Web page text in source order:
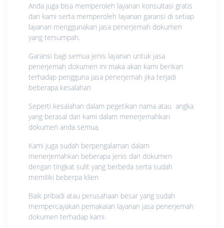
Anda juga bisa memperoleh layanan konsultasi gratis
dari kami serta memperoleh layanan garansi di setiap
layanan menggunakan jasa penerjemah dokumen
yang tersumpah.
Garansi bagi semua jenis layanan untuk jasa
penerjemah dokumen ini maka akan kami berikan
terhadap pengguna jasa penerjemah jika terjadi
beberapa kesalahan
Seperti kesalahan dalam pegetikan nama atau angka
yang berasal dari kami dalam menerjemahkan
dokumen anda semua.
Kami juga sudah berpengalaman dalam
menerjemahkan beberapa jenis dari dokumen
dengan tingkat sulit yang berbeda serta sudah
memiliki beberpa klien
Baik pribadi atau perusahaan besar yang sudah
mempercayakan pemakaian layanan jasa penerjemah
dokumen terhadap kami.